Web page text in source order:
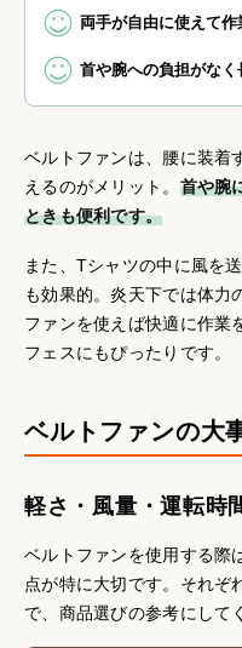
両手が自由に使えて
首や腕への負担がな
ベルトファンは、腰に装着
えるのがメリット。 首や腕
ときも便利です。
また、Tシャツの中に風を
も効果的。炎天下では体力
ファンを使えば快適に作業
フェスにもぴったりです。
ベルトファンの大
軽さ・風量・運転時
ベルトファンを使用する際
点が特に大切です。それぞ
で、商品選びの参考にして